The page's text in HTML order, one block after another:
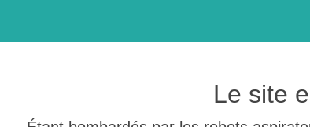
Le site